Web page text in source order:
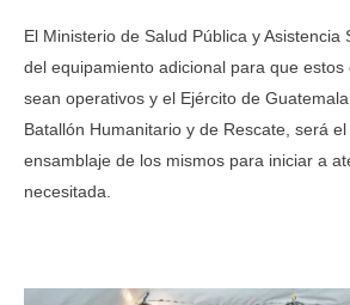
El Ministerio de Salud Pública y Asistencia
del equipamiento adicional para que
sean operativos y el Ejército de
Batallón Humanitario y de Rescate, será
ensamblaje de los mismos para iniciar a
necesitada.